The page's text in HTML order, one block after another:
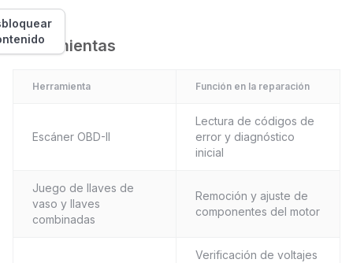
Herramientas
Herramienta Función en la reparación
Escáner OBD-II
Lectura de códigos de
error y diagnóstico
inicial
Juego de llaves de
vaso y llaves
combinadas
Remoción y ajuste de
componentes del motor
Verificación de voltajes